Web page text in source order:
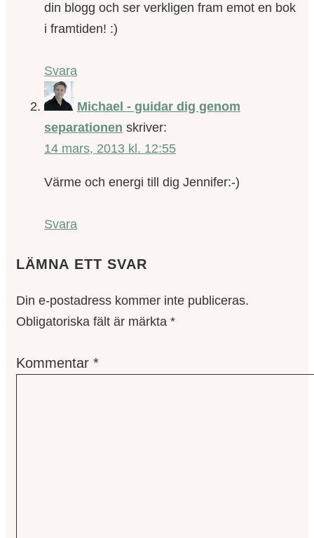
din blogg och ser verkligen fram emot en bok
i framtiden! :)
Svara
Michael - guidar dig genom
separationen skriver:
14 mars, 2013 kl. 12:55
Värme och energi till dig Jennifer:-)
Svara
LÄMNA ETT SVAR
Din e-postadress kommer inte publiceras.
Obligatoriska fält är märkta *
Kommentar *